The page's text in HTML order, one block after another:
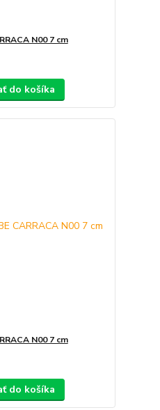
N00 7 cm
do košíka
N00 7 cm
do košíka